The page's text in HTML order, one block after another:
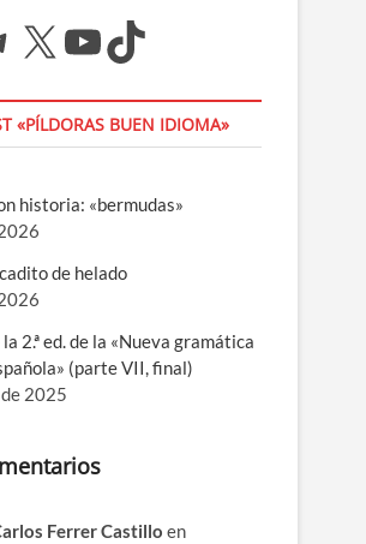
X YouTube
TikTok
«PÍLDORAS BUEN IDIOMA»
historia: «bermudas»
de helado
2.ª ed. de la «Nueva gramática
(parte VII, final)
2025
Ferrer Castillo en